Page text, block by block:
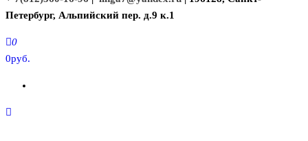
Петербург, Альпийский пер. д.9 к.1
0
0руб.